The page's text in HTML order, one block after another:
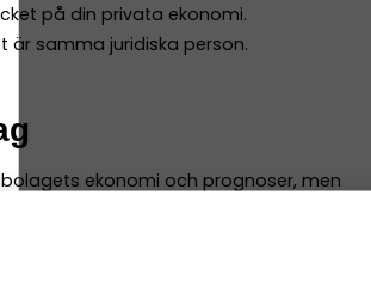
på din privata ekonomi.
är samma juridiska person.
ekonomi och prognoser, men
som ägare (för lån kan de kräva
säkerheter).